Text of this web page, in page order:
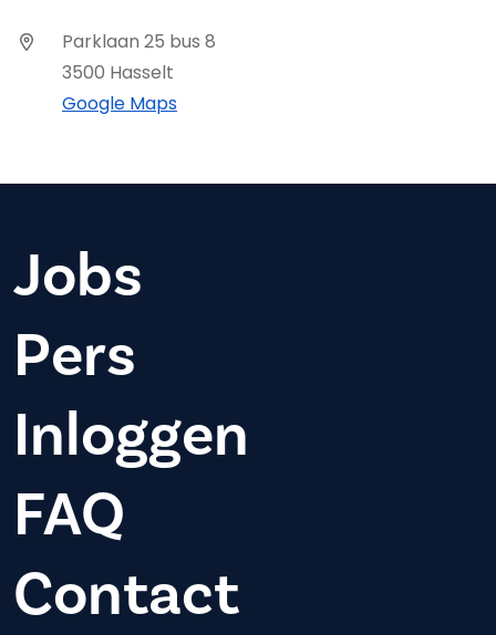
Parklaan 25 bus 8
3500 Hasselt
Google Maps
Jobs
Pers
Inloggen
FAQ
Contact